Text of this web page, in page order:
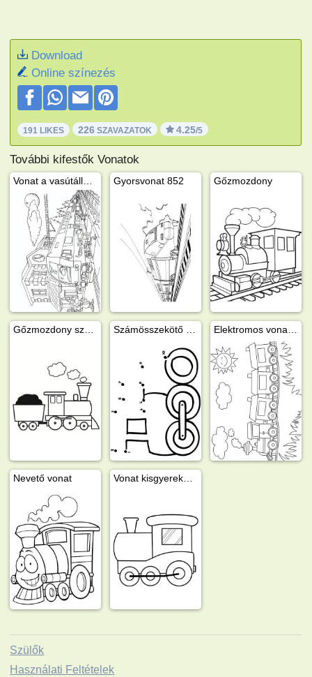
Download
Online színezés
191 LIKES 226 SZAVAZATOK 4.25/5
További kifestők Vonatok
Gyorsvonat 852 Gőzmozdony
Nevető vonat
Szülők
Használati Feltételek